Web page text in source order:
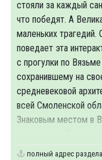
стояли за каждый
что победят. А
маленьких
поведает эта
с прогулки по
сохранившему на
средневековой
всей Смоленской
Знаковым местом в
полный адрес